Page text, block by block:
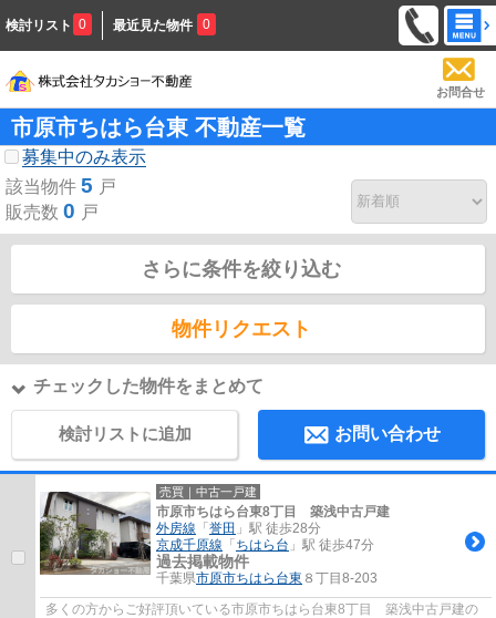
検討リスト 0 最近見た物件 0
お問合せ
市原市ちはら台東 不動産一覧
募集中のみ表示
該当物件 5 戸
販売数 0 戸
さらに条件を絞り込む
物件リクエスト
チェックした物件をまとめて
検討リストに追加 お問い合わせ
売買｜中古一戸建
市原市ちはら台東8丁目 築浅中古戸建
外房線 「 誉田 」駅 徒歩28分
京成千原線 「 ちはら台 」駅 徒歩47分
過去掲載物件
千葉県市原市ちはら台東 ８丁目8-203
多くの方からご好評頂いている市原市ちはら台東8丁目 築浅中古戸建の